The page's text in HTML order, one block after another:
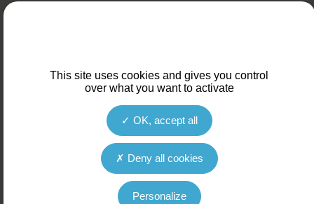
Appli illiwap©
Santé et prévention
Plan canicule
Portage de repas
LES SERVICES DE LA VILLE DU COTEAU SONT ACCESSIBLES AUX
PERSONNES SOURDES ET MALENTENDANTES
Politique de confidentialitéPolitique en matière de cookies
This site uses cookies and gives you control
over what you want to activate
OK, accept all
Deny all cookies
Personalize